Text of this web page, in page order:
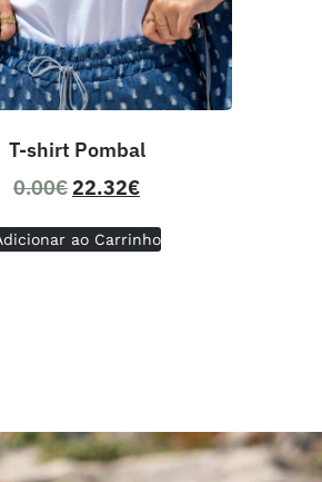
T-shirt Pombal
0.00€ 22.32€
ao Carrinho